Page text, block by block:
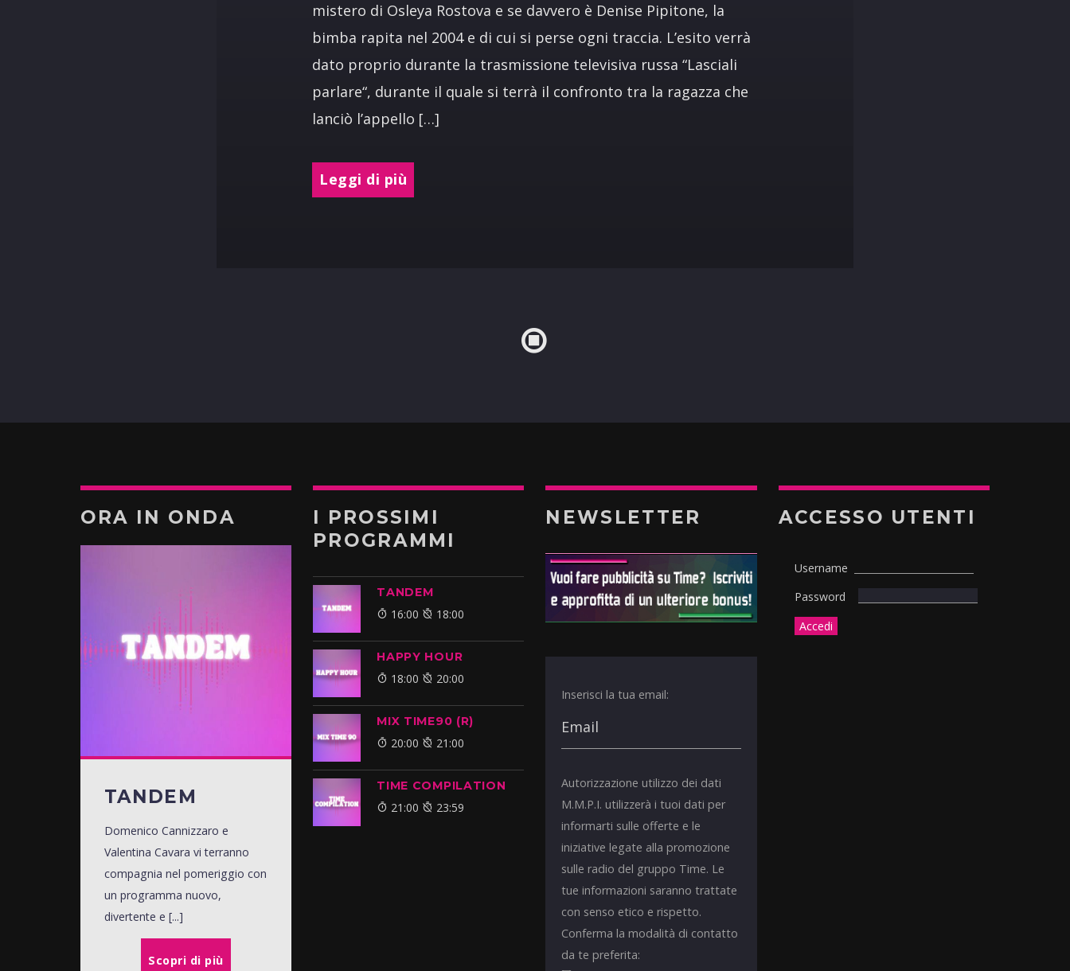
mistero di Osleya Rostova e se davvero è Denise Pipitone, la
bimba rapita nel 2004 e di cui si perse ogni traccia. L’esito verrà
dato proprio durante la trasmissione televisiva russa “Lasciali
parlare“, durante il quale si terrà il confronto tra la ragazza che
lanciò l’appello […]
Leggi di più
ORA IN ONDA
TANDEM
Domenico Cannizzaro e
Valentina Cavara vi terranno
compagnia nel pomeriggio con
un programma nuovo,
divertente e [...]
Scopri di più
I PROSSIMI
PROGRAMMI
TANDEM
16:00 18:00
HAPPY HOUR
18:00 20:00
MIX TIME90 (R)
20:00 21:00
TIME COMPILATION
21:00 23:59
NEWSLETTER
Inserisci la tua email:
Autorizzazione utilizzo dei dati
M.M.P.I. utilizzerà i tuoi dati per
informarti sulle offerte e le
iniziative legate alla promozione
sulle radio del gruppo Time. Le
tue informazioni saranno trattate
con senso etico e rispetto.
Conferma la modalità di contatto
da te preferita:
ACCESSO UTENTI
Username
Password